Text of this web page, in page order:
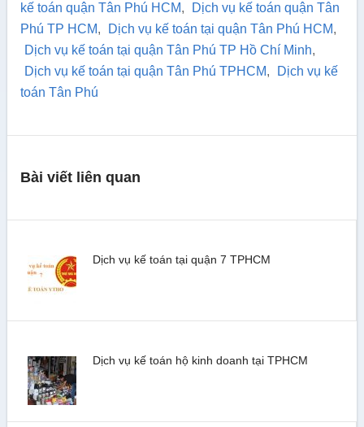
kế toán quận Tân Phú HCM,
Dịch vụ kế toán quận Tân
Phú TP HCM, Dịch vụ kế toán tại quận Tân Phú HCM,
Dịch vụ kế toán tại quận Tân Phú TP Hồ Chí Minh,
Dịch vụ kế toán tại quận Tân Phú TPHCM,
Dịch vụ kế
toán Tân Phú
Bài viết liên quan
Dịch vụ kế toán tại quận 7 TPHCM
Dịch vụ kế toán hộ kinh doanh tại TPHCM